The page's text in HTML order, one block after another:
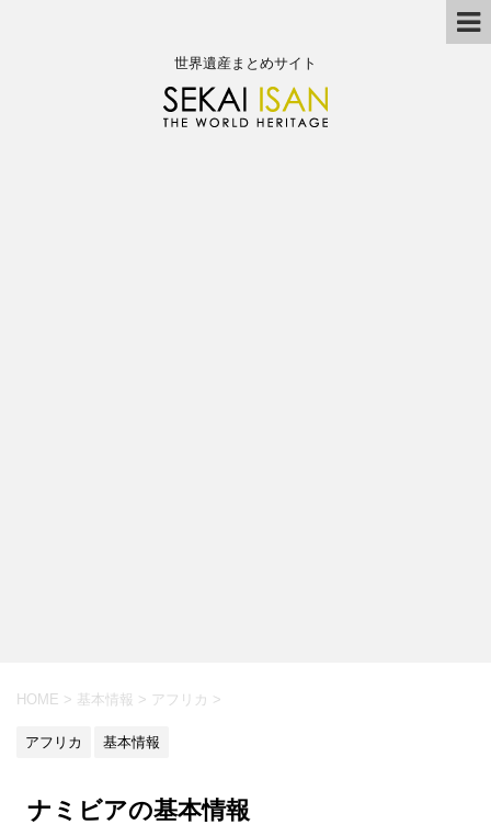
世界遺産まとめサイト
HOME > 基本情報 > アフリカ >
アフリカ 基本情報
ナミビアの基本情報